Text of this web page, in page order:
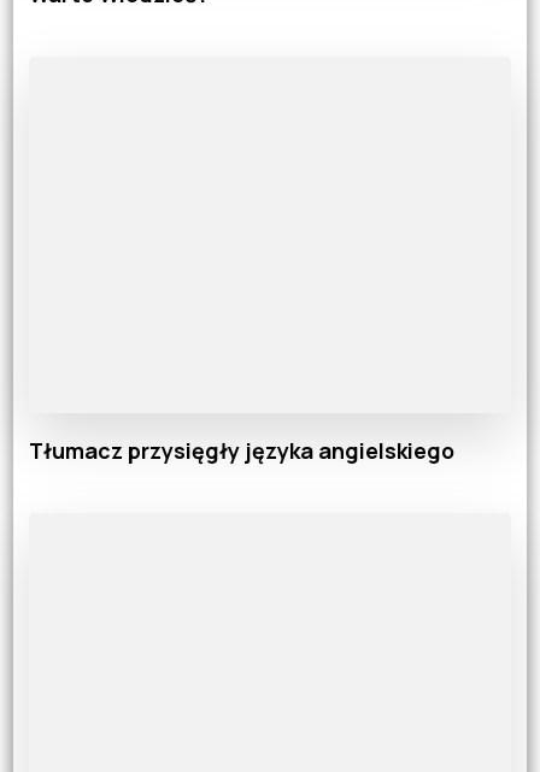
Tłumacz przysięgły języka angielskiego